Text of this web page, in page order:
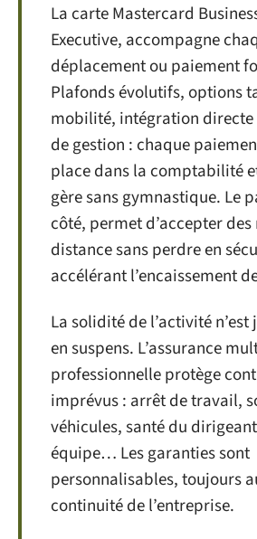
La carte Mastercard
Executive, accompagne
déplacement ou paiement
Plafonds évolutifs, options
mobilité, intégration directe
de gestion : chaque
place dans la comptabilité
gère sans gymnastique. Le
côté, permet d’accepter
distance sans perdre en
accélérant l’encaissement
La solidité de l’activité
en suspens. L’assurance
professionnelle protège
imprévus : arrêt de travail,
véhicules, santé du
équipe… Les garanties sont
personnalisables, toujours
continuité de l’entreprise.